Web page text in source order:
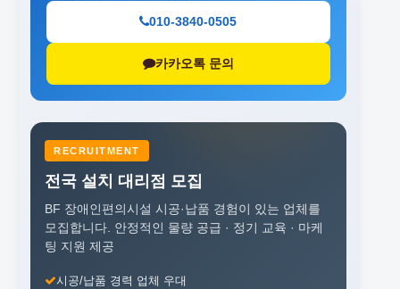
010-3840-0505
카카오톡 문의
RECRUITMENT
전국 설치 대리점 모집
BF 장애인편의시설 시공·납품 경험이 있는 업체를
모집합니다. 안정적인 물량 공급 · 정기 교육 · 마케
팅 지원 제공
시공/납품 경력 업체 우대